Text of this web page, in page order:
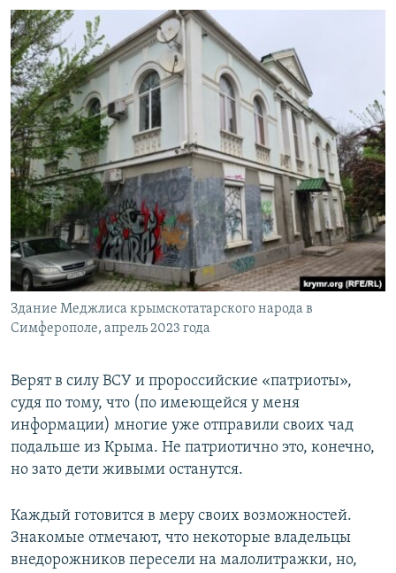
Здание Меджлиса крымскотатарского народа в
Симферополе, апрель 2023 года
Верят в силу ВСУ и пророссийские «патриоты»,
судя по тому, что (по имеющейся у меня
информации) многие уже отправили своих чад
подальше из Крыма. Не патриотично это, конечно,
но зато дети живыми останутся.
Каждый готовится в меру своих возможностей.
Знакомые отмечают, что некоторые владельцы
внедорожников пересели на малолитражки, но,